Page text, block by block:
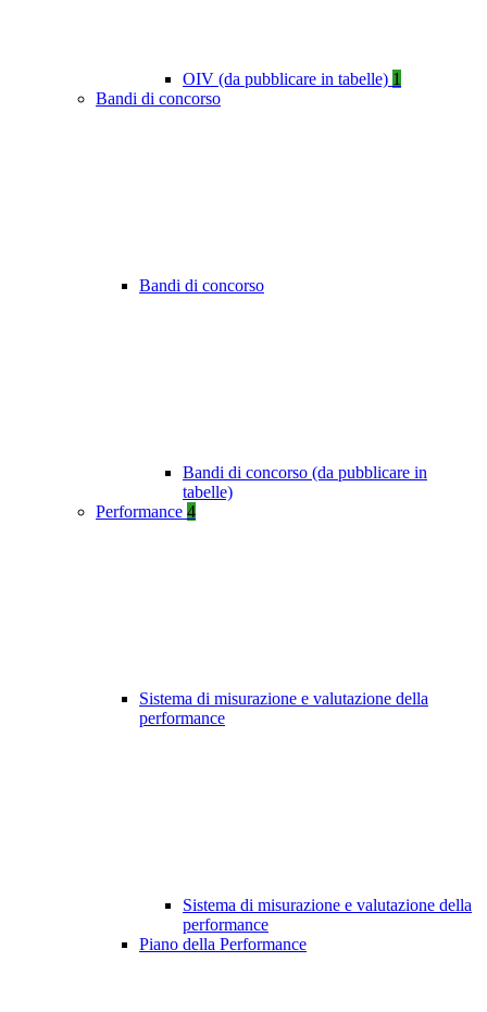
OIV (da pubblicare in tabelle) 1
Bandi di concorso
Bandi di concorso
Bandi di concorso (da pubblicare in
tabelle)
Performance 4
Sistema di misurazione e valutazione della
performance
Sistema di misurazione e valutazione della
performance
Piano della Performance